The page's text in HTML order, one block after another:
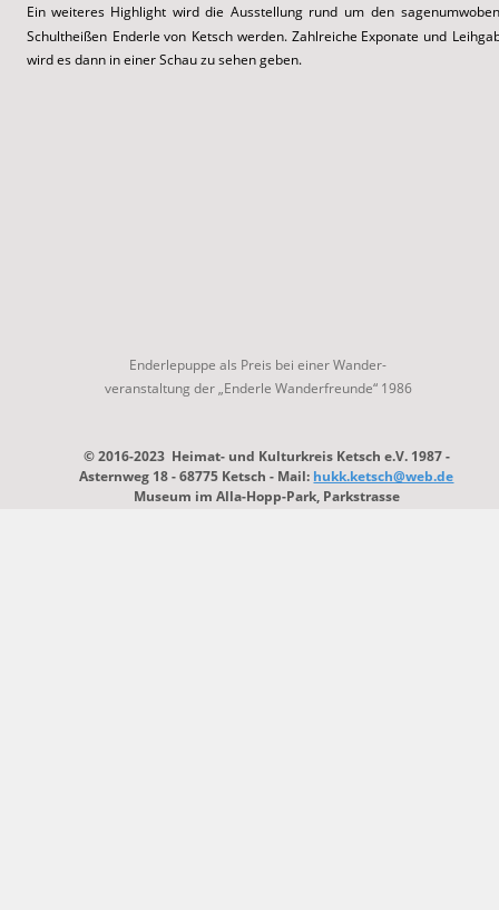
© 2016-2023  Heimat- und Kulturkreis Ketsch e.V. 1987 -
Asternweg 18 - 68775 Ketsch - Mail: hukk.ketsch@web.de
Museum im Alla-Hopp-Park, Parkstrasse
Ein weiteres Highlight wird die Ausstellung rund um den
Schultheißen Enderle von Ketsch werden. Zahlreiche Exponate und
wird es dann in einer Schau zu sehen geben.
Enderlepuppe als Preis bei einer Wander-
veranstaltung der „Enderle Wanderfreunde“ 1986